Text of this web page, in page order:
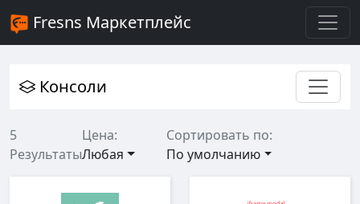
Fresns Маркетплейс
Консоли
5
Результаты
Цена:
Любая
Сортировать по:
По умолчанию